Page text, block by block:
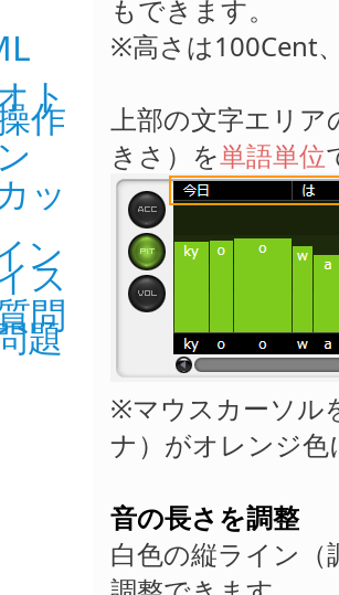
ト
作
ッ
ン
ス
問
題
もできます。
※高さは100Cent
上部の文字エリ
きさ）を単語単位
※マウスカーソル
ナ）がオレンジ
音の長さを調整
白色の縦ライン